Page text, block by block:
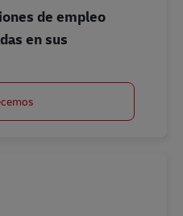
de empleo
en sus